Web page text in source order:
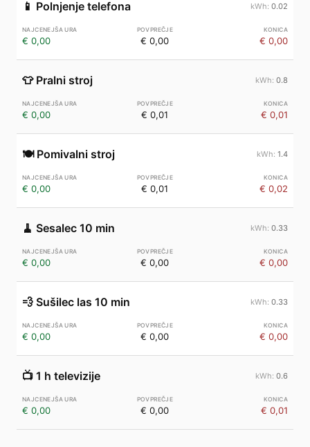
📱 Polnjenje telefona 0.02
€ 0,00 € 0,00 € 0,00
👕 Pralni stroj 0.8
€ 0,00 € 0,01 € 0,01
🍽️ Pomivalni stroj 1.4
€ 0,00 € 0,01 € 0,02
🧹 Sesalec 10 min 0.33
€ 0,00 € 0,00 € 0,00
💨 Sušilec las 10 min 0.33
€ 0,00 € 0,00 € 0,00
📺 1 h televizije 0.6
€ 0,00 € 0,00 € 0,01